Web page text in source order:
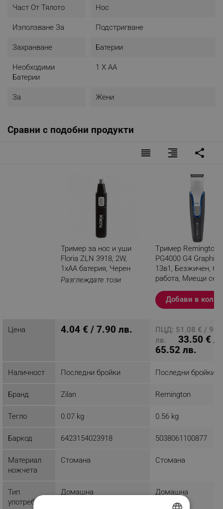
Част От Тялото Нос
Използване За Подстригване
Захранване Батерии
Необходими
Батерии
1 X AA
За Жени
Сравни с подобни продукти
reorder format_align_right share
Тример за нос и уши
Floria ZLN 3918, 2W,
1xAA батерия, Черен
Разглеждате този
Tример Remington
PG4000 G4 Graphite,
13в1, Безжичен,
работа, Миещи се
Добави в
Цена 4.04 € / 7.90 лв.
ПЦД: 51.08 € /
лв.
33.50 € /
65.52 лв.
Наличност Последни бройки Последни бройки
Бранд Zilan Remington
Тегло 0.07 kg 0.56 kg
Баркод 6423154023918 5038061100877
Материал
ножчета
Стомана Стомана
Тип
употреба
Домашна Домашна